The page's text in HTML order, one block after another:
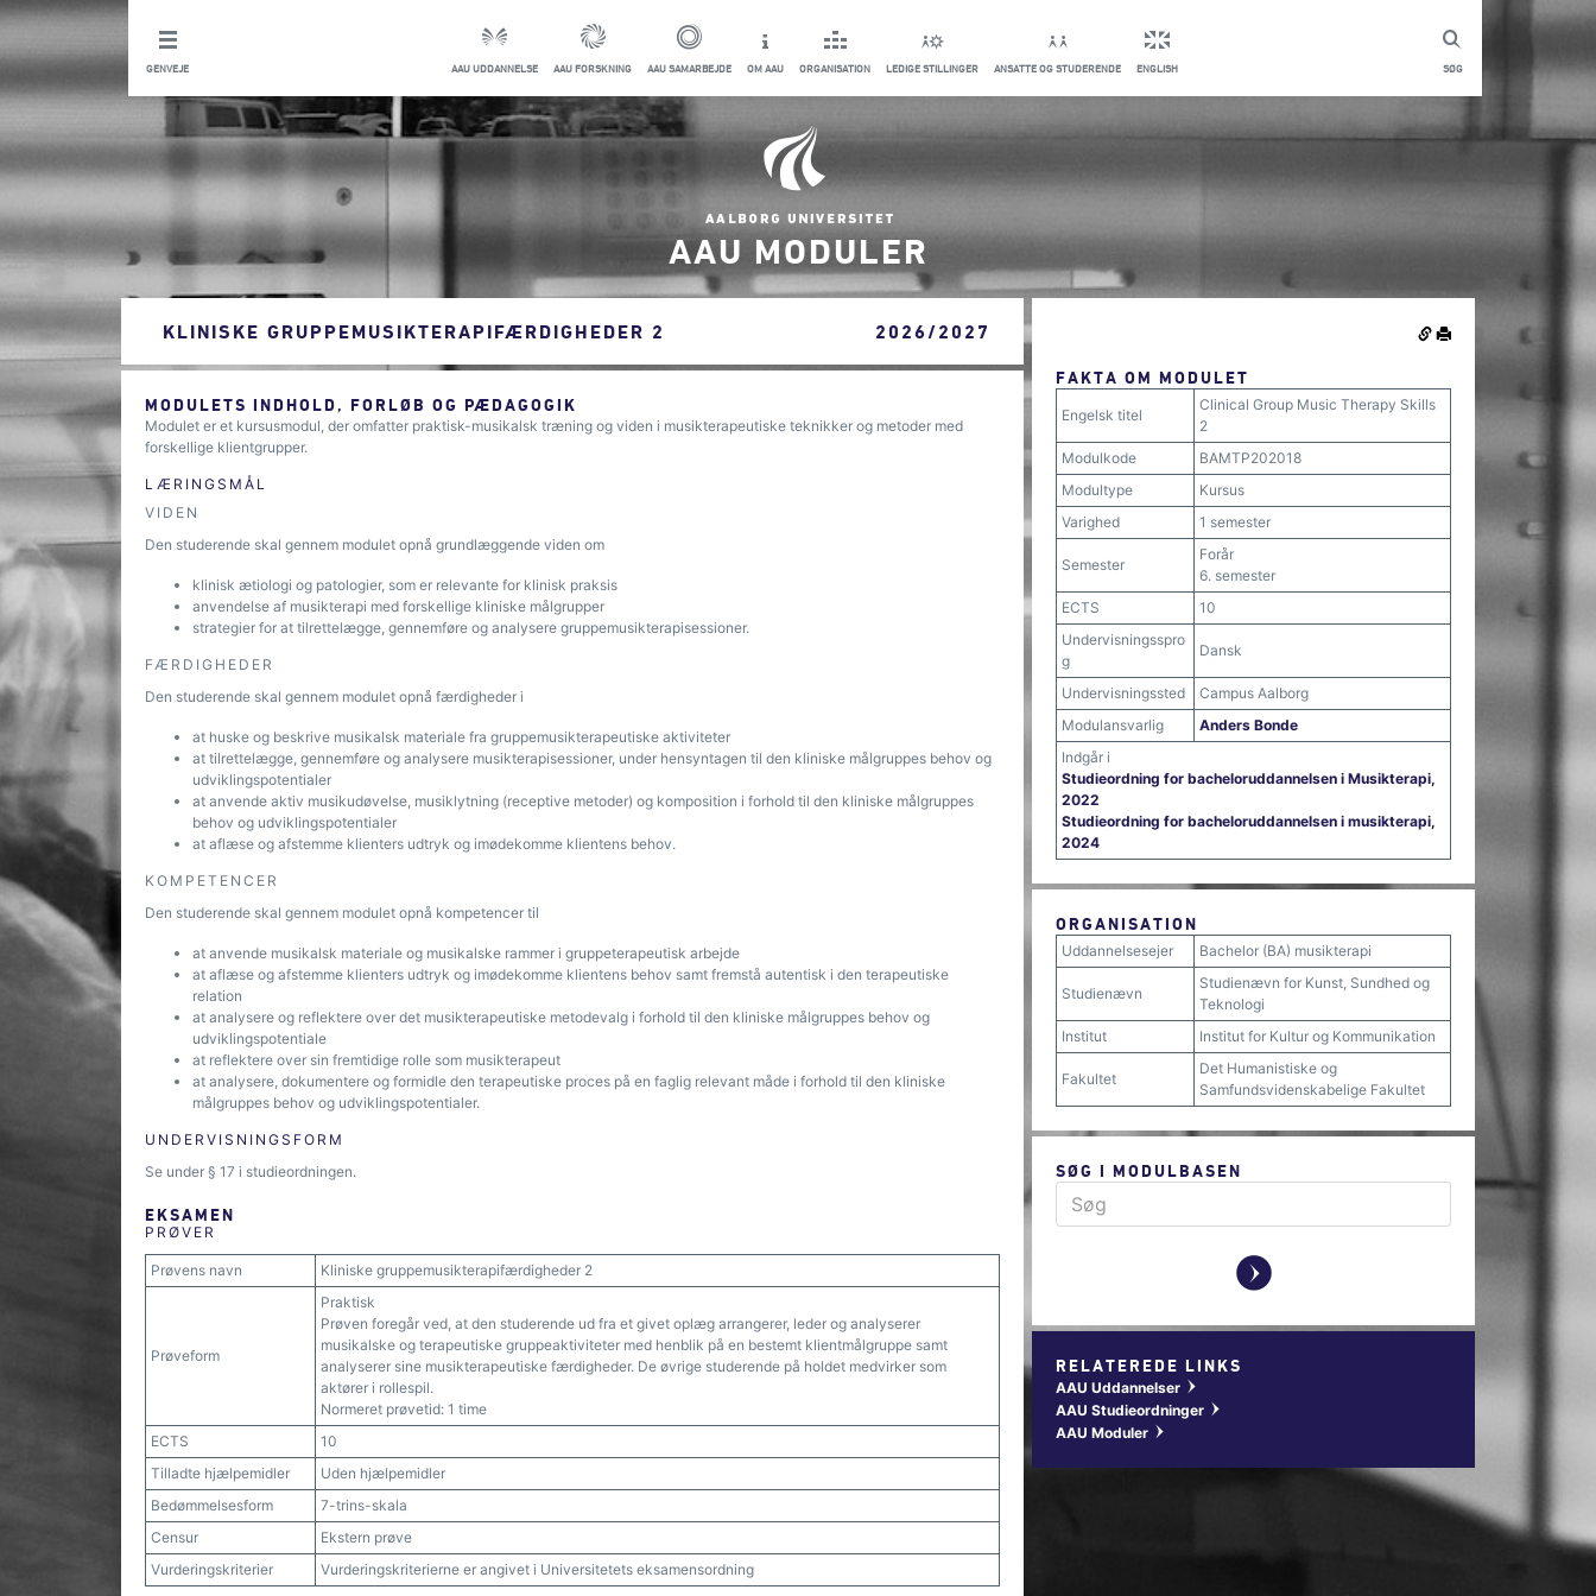
SØG
GENVEJE AAU UDDANNELSE AAU FORSKNING AAU SAMARBEJDE OM AAU ORGANISATION LEDIGE STILLINGER ANSATTE OG STUDERENDE ENGLISH
AAU MODULER
KLINISKE GRUPPEMUSIKTERAPIFÆRDIGHEDER 2 2026/2027
MODULETS INDHOLD, FORLØB OG PÆDAGOGIK
Modulet er et kursusmodul, der omfatter praktisk-musikalsk træning og viden i musikterapeutiske teknikker og metoder med
forskellige klientgrupper.
LÆRINGSMÅL
VIDEN
Den studerende skal gennem modulet opnå grundlæggende viden om
klinisk ætiologi og patologier, som er relevante for klinisk praksis
anvendelse af musikterapi med forskellige kliniske målgrupper
strategier for at tilrettelægge, gennemføre og analysere gruppemusikterapisessioner.
FÆRDIGHEDER
Den studerende skal gennem modulet opnå færdigheder i
at huske og beskrive musikalsk materiale fra gruppemusikterapeutiske aktiviteter
at tilrettelægge, gennemføre og analysere musikterapisessioner, under hensyntagen til den kliniske målgruppes behov og
udviklingspotentialer
at anvende aktiv musikudøvelse, musiklytning (receptive metoder) og komposition i forhold til den kliniske målgruppes
behov og udviklingspotentialer
at aflæse og afstemme klienters udtryk og imødekomme klientens behov.
KOMPETENCER
Den studerende skal gennem modulet opnå kompetencer til
at anvende musikalsk materiale og musikalske rammer i gruppeterapeutisk arbejde
at aflæse og afstemme klienters udtryk og imødekomme klientens behov samt fremstå autentisk i den terapeutiske
relation
at analysere og reflektere over det musikterapeutiske metodevalg i forhold til den kliniske målgruppes behov og
udviklingspotentiale
at reflektere over sin fremtidige rolle som musikterapeut
at analysere, dokumentere og formidle den terapeutiske proces på en faglig relevant måde i forhold til den kliniske
målgruppes behov og udviklingspotentialer.
UNDERVISNINGSFORM
Se under § 17 i studieordningen.
EKSAMEN
PRØVER
Prøvens navn Kliniske gruppemusikterapifærdigheder 2
Prøveform
Praktisk
Prøven foregår ved, at den studerende ud fra et givet oplæg arrangerer, leder og analyserer
musikalske og terapeutiske gruppeaktiviteter med henblik på en bestemt klientmålgruppe samt
analyserer sine musikterapeutiske færdigheder. De øvrige studerende på holdet medvirker som
aktører i rollespil.
Normeret prøvetid: 1 time
ECTS
10
Tilladte hjælpemidler
Uden hjælpemidler
Bedømmelsesform
7-trins-skala
Censur
Ekstern prøve
Vurderingskriterier
Vurderingskriterierne er angivet i Universitetets eksamensordning
FAKTA OM MODULET
Engelsk titel
Clinical Group Music Therapy Skills
2
Modulkode
BAMTP202018
Modultype
Kursus
Varighed
1 semester
Semester
Forår
6. semester
ECTS
10
Undervisningsspro
g
Dansk
Undervisningssted
Campus Aalborg
Modulansvarlig
Anders Bonde
Indgår i
Studieordning for bacheloruddannelsen i Musikterapi,
2022
Studieordning for bacheloruddannelsen i musikterapi,
2024
ORGANISATION
Uddannelsesejer Bachelor (BA) musikterapi
Studienævn
Studienævn for Kunst, Sundhed og
Teknologi
Institut
Institut for Kultur og Kommunikation
Fakultet
Det Humanistiske og
Samfundsvidenskabelige Fakultet
SØG I MODULBASEN
y
RELATEREDE LINKS
AAU Uddannelser w
AAU Studieordninger w
AAU Moduler w